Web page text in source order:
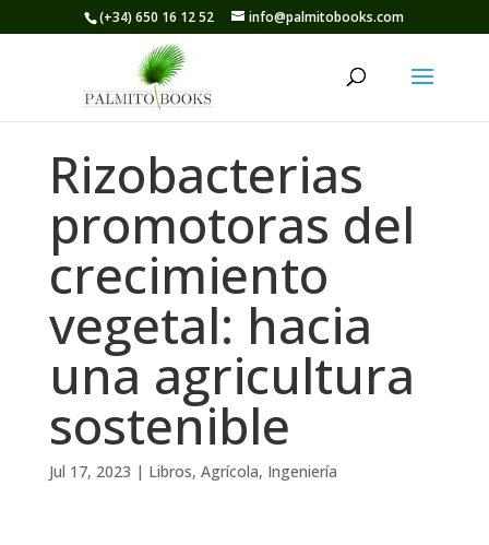
(+34) 650 16 12 52 info@palmitobooks.com
Rizobacterias
promotoras del
crecimiento
vegetal: hacia
una agricultura
sostenible
Jul 17, 2023 | Libros, Agrícola, Ingeniería